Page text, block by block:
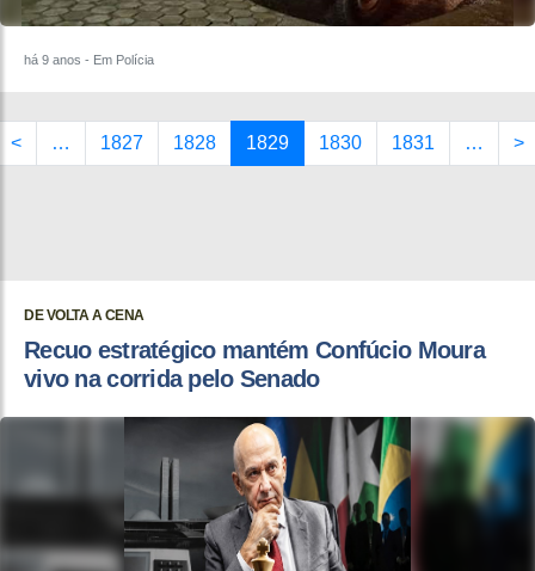
há 9 anos - Em Polícia
< … 1827 1828 1829 1830 1831 … >
DE VOLTA A CENA
Recuo estratégico mantém Confúcio Moura
vivo na corrida pelo Senado